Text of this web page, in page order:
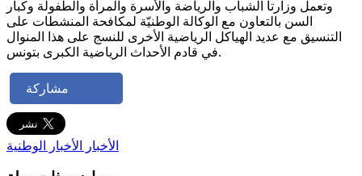
وتعمل وزارتا الشباب والرياضة والأسرة والمرأة والطفولة وكبار
السن بالتعاون مع الوكالة الوطنيّة لمكافحة المنشطات على
التنسيق مع عديد الهياكل الرياضية الأخرى للنسج على هذا المنوال
في قادم الأحداث الرياضية الكبرى بتونس.
مشاركة
الأخبار الأخبار الوطنية